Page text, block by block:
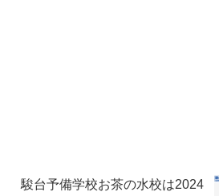
駿台予備学校お茶の水校は2024